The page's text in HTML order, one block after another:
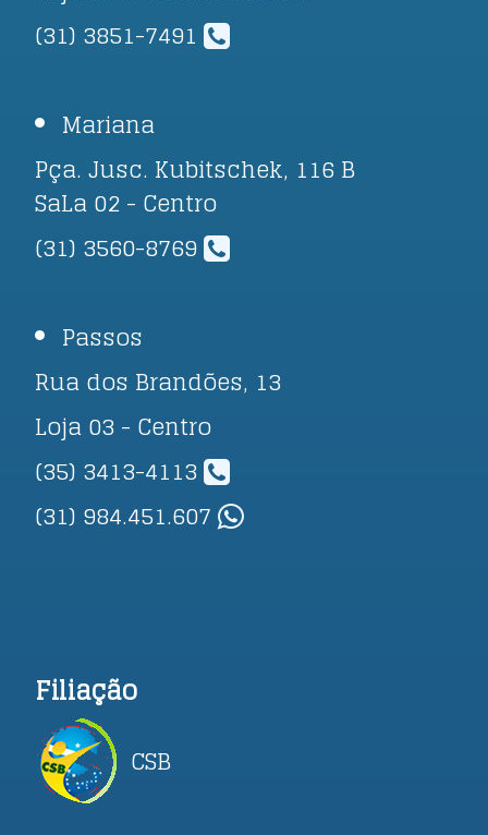
(31) 3851-7491
Mariana
Pça. Jusc. Kubitschek, 116 B
SaLa 02 - Centro
(31) 3560-8769
Passos
Rua dos Brandões, 13
Loja 03 - Centro
(35) 3413-4113
(31) 984.451.607
Filiação
CSB